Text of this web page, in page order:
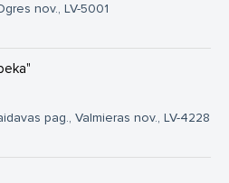
nov., LV-5001
pag., Valmieras nov., LV-4228